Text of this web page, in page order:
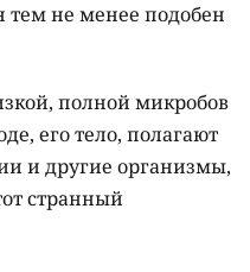
тем не менее подобен
полной микробов
его тело, полагают
и другие организмы,
странный